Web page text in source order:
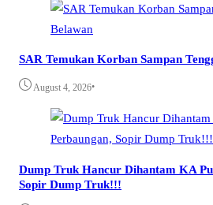
SAR Temukan Korban Sampan
August 4, 2026•
Dump Truk Hancur Dihantam KA
Sopir Dump Truk!!!